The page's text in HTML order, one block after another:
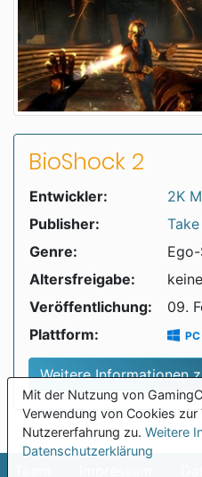
Mit der Nutzung von
Verwendung von Cookies zur
Nutzererfahrung zu. Weitere
Datenschutzerklärung
BioShock 2
Entwickler:
2K
Publisher:
Genre:
Altersfreigabe:
Veröffentlichung:
09.
Plattform:
PC
Weitere Informationen